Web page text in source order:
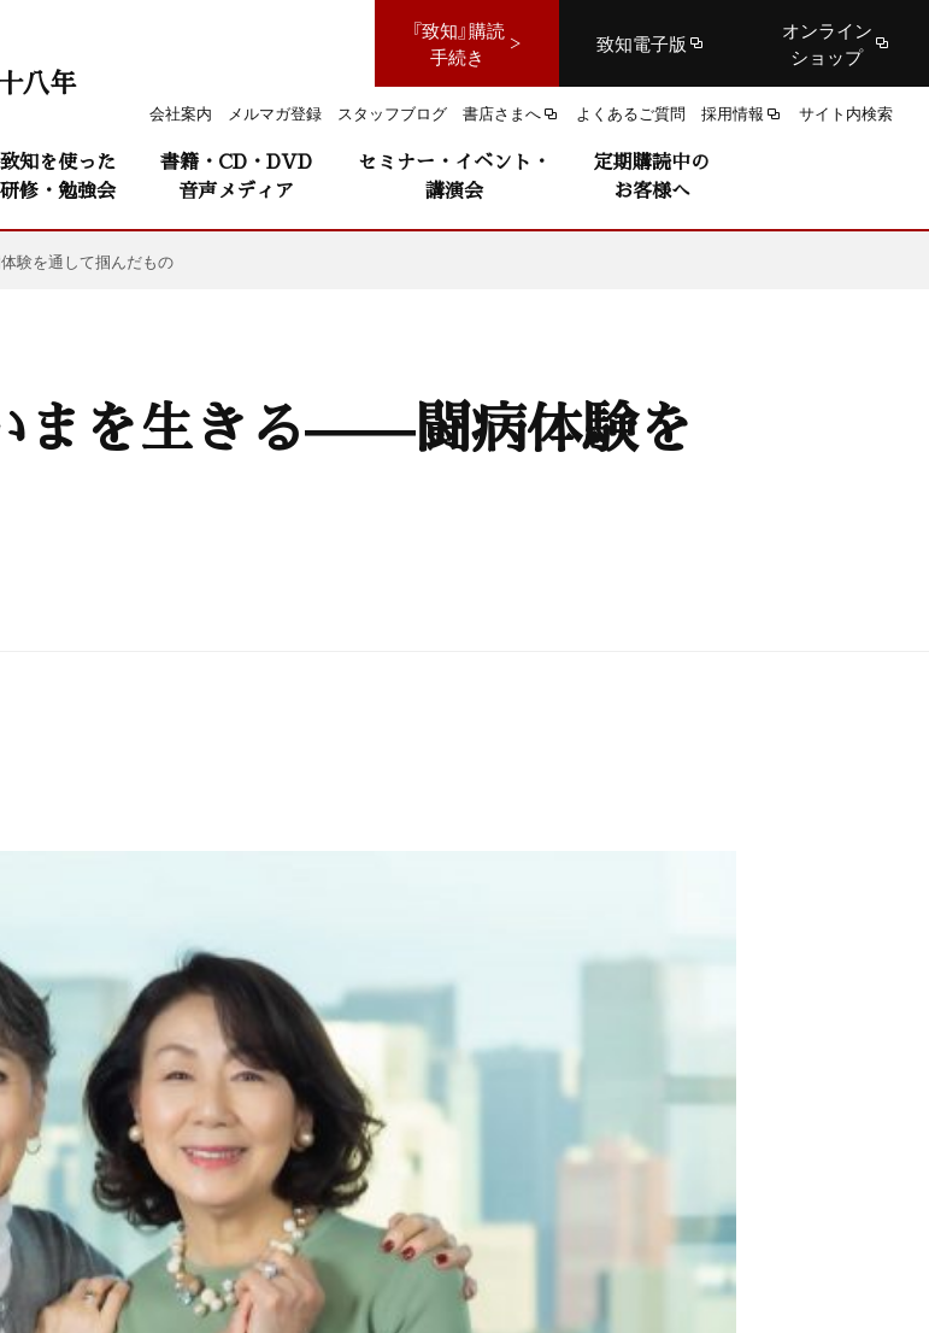
『致知』購読
手続き
致知電子版
オンライン
ショップ
会社案内 メルマガ登録 スタッフブログ 書店さまへ よくあるご質問 採用情報 サイト内検索
八年
致知を使った
研修・勉強会
書籍・CD・DVD
音声メディア
セミナー・イベント・
講演会
定期購読中の
お客様へ
験を通して掴んだもの
まを生きる——闘病体験を